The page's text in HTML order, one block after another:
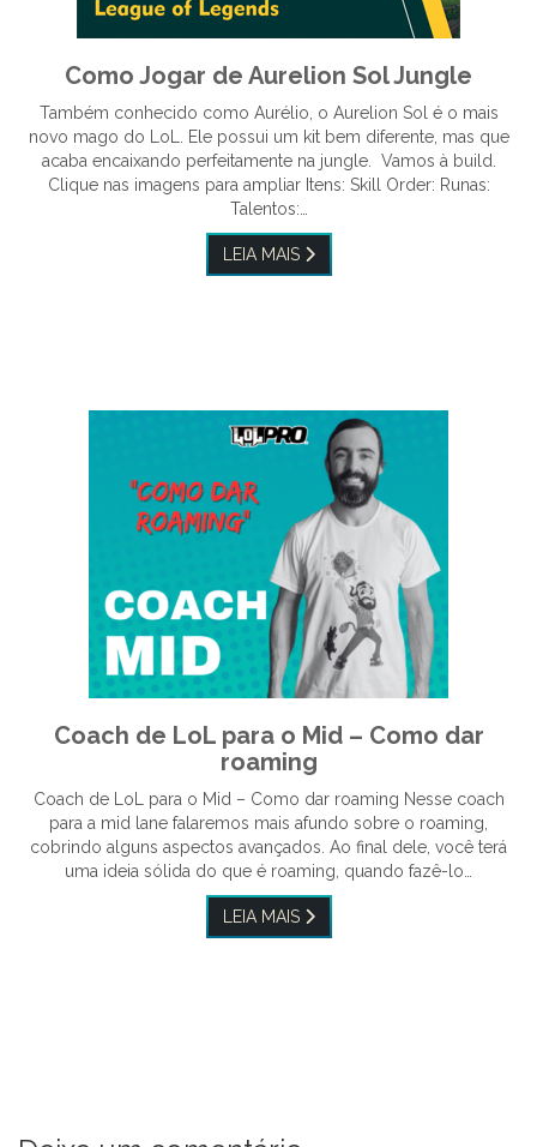
Como Jogar de Aurelion Sol Jungle
Também conhecido como Aurélio, o Aurelion Sol é o mais
novo mago do LoL. Ele possui um kit bem diferente, mas que
acaba encaixando perfeitamente na jungle. Vamos à build.
Clique nas imagens para ampliar Itens: Skill Order: Runas:
Talentos:…
LEIA MAIS
Coach de LoL para o Mid – Como dar
roaming
Coach de LoL para o Mid – Como dar roaming Nesse coach
para a mid lane falaremos mais afundo sobre o roaming,
cobrindo alguns aspectos avançados. Ao final dele, você terá
uma ideia sólida do que é roaming, quando fazê-lo…
LEIA MAIS